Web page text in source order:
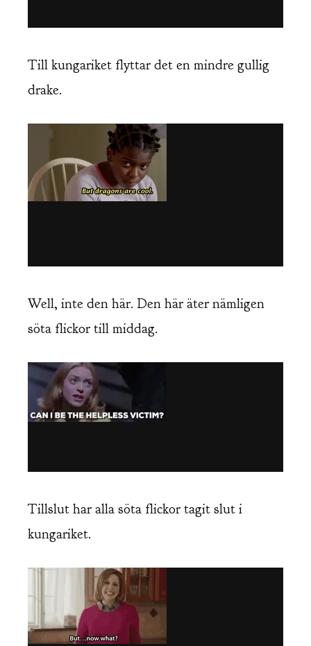
Till kungariket flyttar det en mindre gullig
drake.
Well, inte den här. Den här äter nämligen
söta flickor till middag.
Tillslut har alla söta flickor tagit slut i
kungariket.